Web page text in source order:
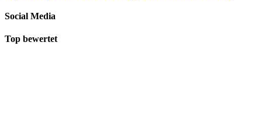
Social Media
Top bewertet